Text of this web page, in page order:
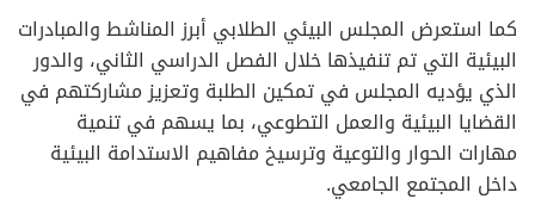
كما استعرض المجلس البيئي الطلابي أبرز المناشط والمبادرات
البيئية التي تم تنفيذها خلال الفصل الدراسي الثاني، والدور
الذي يؤديه المجلس في تمكين الطلبة وتعزيز مشاركتهم في
القضايا البيئية والعمل التطوعي، بما يسهم في تنمية
مهارات الحوار والتوعية وترسيخ مفاهيم الاستدامة البيئية
داخل المجتمع الجامعي.